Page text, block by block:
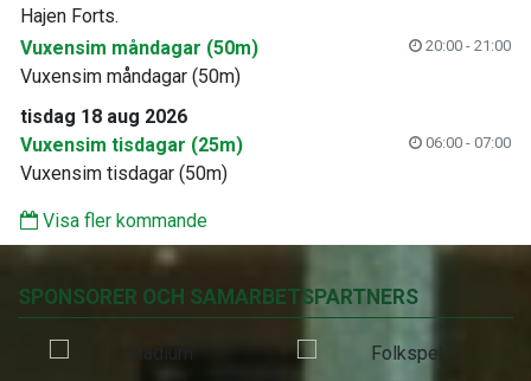
Hajen Forts.
Vuxensim måndagar (50m)
20:00 - 21:00
Vuxensim måndagar (50m)
tisdag 18 aug 2026
Vuxensim tisdagar (25m)
06:00 - 07:00
Vuxensim tisdagar (50m)
Visa fler kommande
SPONSORER OCH SAMARBETSPARTNERS